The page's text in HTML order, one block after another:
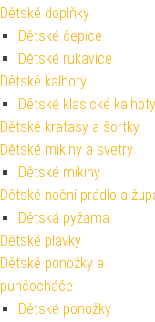
Dětské doplňky
Dětské čepice
Dětské rukavice
Dětské kalhoty
Dětské klasické kalhoty
Dětské kraťasy a šortky
Dětské mikiny a svetry
Dětské mikiny
Dětské noční prádlo a
Dětská pyžama
Dětské plavky
Dětské ponožky a
punčocháče
Dětské ponožky